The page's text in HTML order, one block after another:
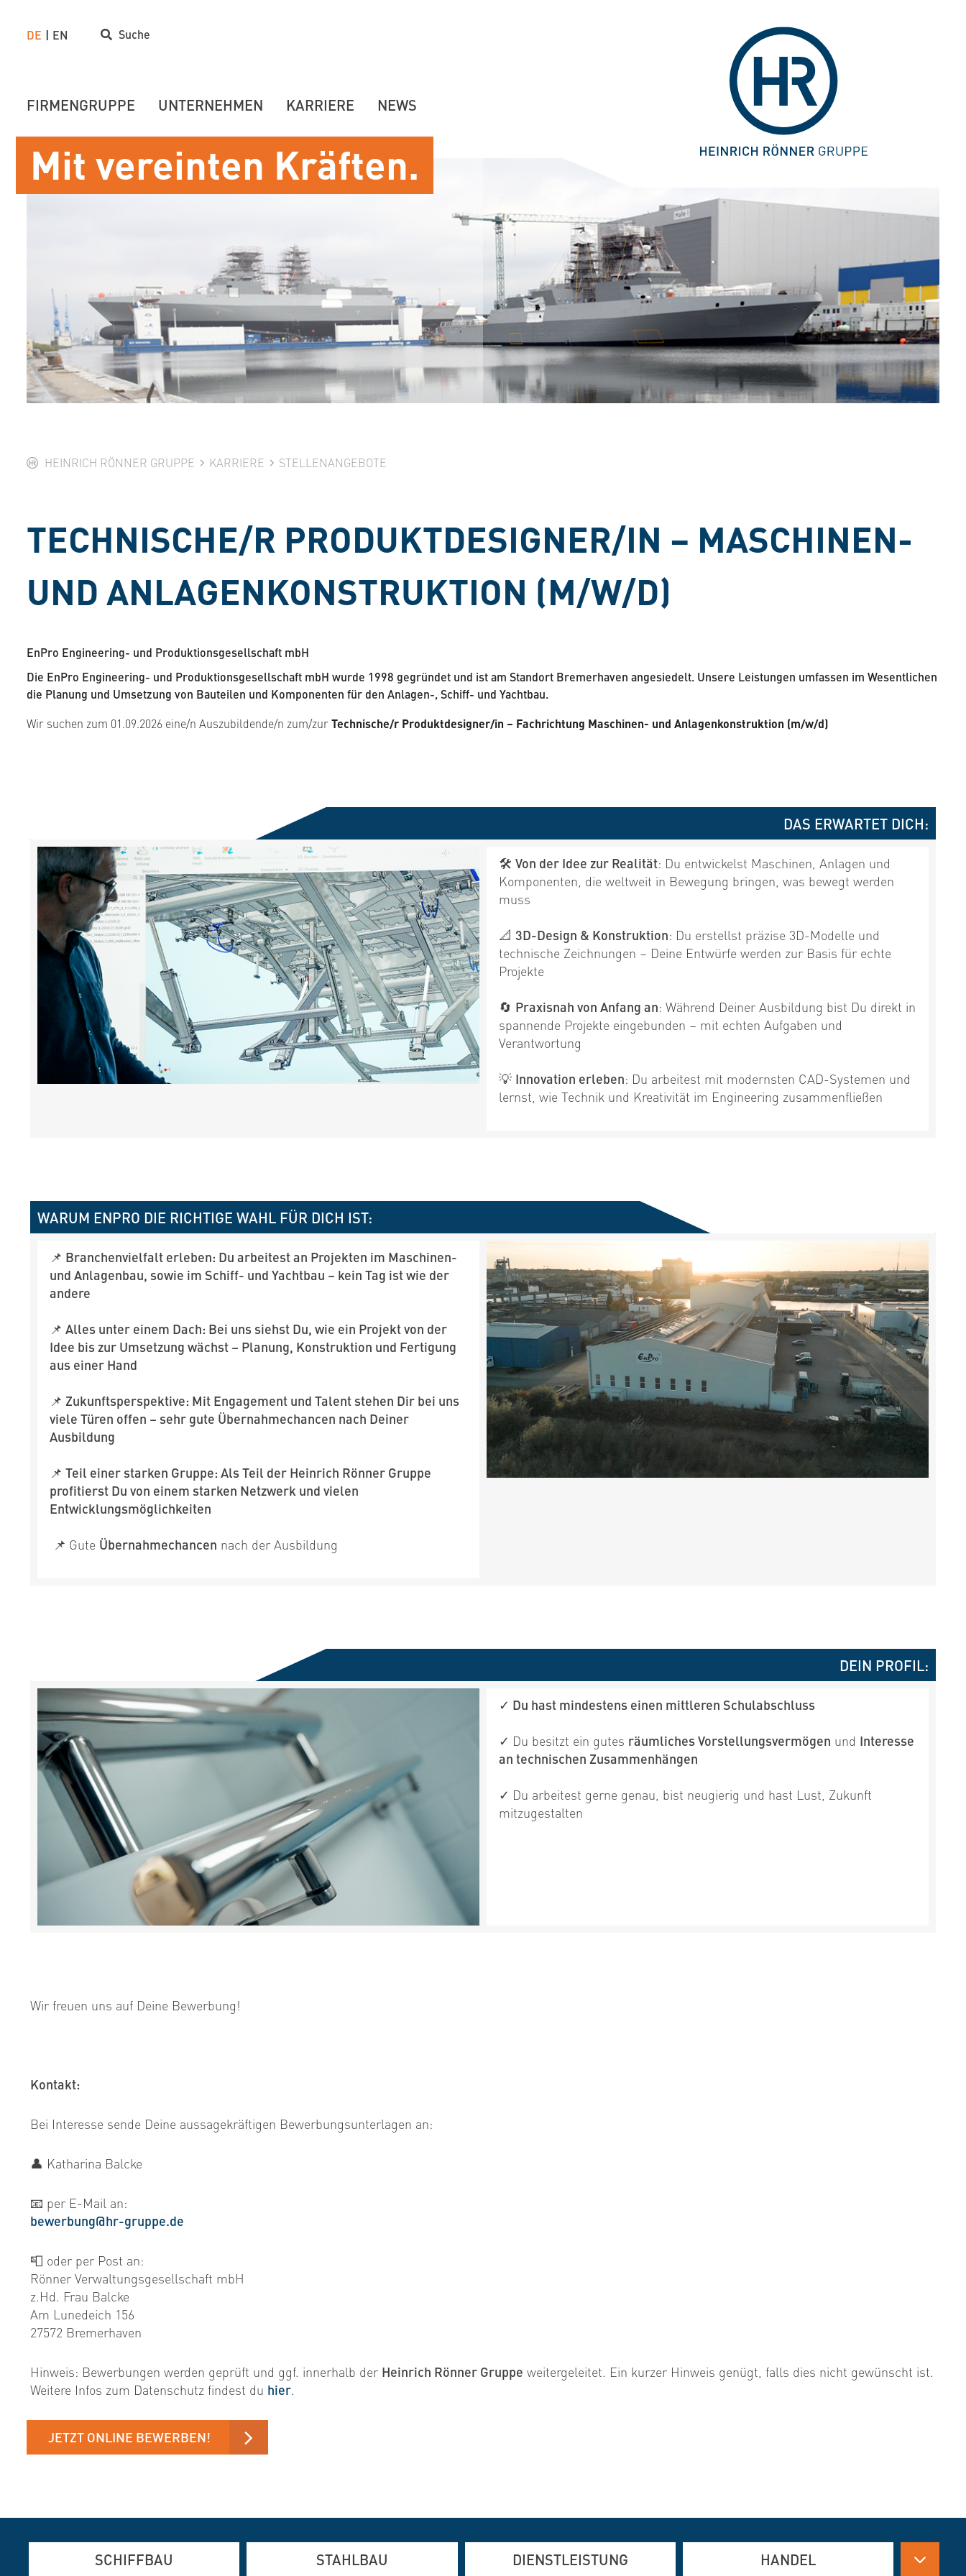
HEINRICH RÖNNER GRUPPE KARRIERE STELLENANGEBOTE
TECHNISCHE/R PRODUKTDESIGNER/IN – MASCHINEN-
UND ANLAGENKONSTRUKTION (M/W/D)
EnPro Engineering- und Produktions­gesellschaft mbH
Die EnPro Engineering- und Produktionsgesellschaft mbH wurde 1998 gegründet und ist am Standort Bremerhaven angesiedelt. Unsere Leistungen umfassen im Wesentlichen
die Planung und Umsetzung von Bauteilen und Komponenten für den Anlagen-, Schiff- und Yachtbau.
Wir suchen zum 01.09.2026 eine/n Auszubildende/n zum/zurTechnische/r Produktdesigner/in – Fachrichtung Maschinen- und Anlagenkonstruktion (m/w/d)
DAS ERWARTET DICH:
🛠 Von der Idee zur Realität: Du entwickelst Maschinen, Anlagen und
Komponenten, die weltweit in Bewegung bringen, was bewegt werden
muss
📐 3D-Design & Konstruktion: Du erstellst präzise 3D-Modelle und
technische Zeichnungen – Deine Entwürfe werden zur Basis für echte
Projekte
🔄 Praxisnah von Anfang an: Während Deiner Ausbildung bist Du direkt in
spannende Projekte eingebunden – mit echten Aufgaben und
Verantwortung
💡 Innovation erleben: Du arbeitest mit modernsten CAD-Systemen und
lernst, wie Technik und Kreativität im Engineering zusammenfließen
WARUM ENPRO DIE RICHTIGE WAHL FÜR DICH IST:
📌 Branchenvielfalt erleben: Du arbeitest an Projekten im Maschinen-
und Anlagenbau, sowie im Schiff- und Yachtbau – kein Tag ist wie der
andere
📌 Alles unter einem Dach: Bei uns siehst Du, wie ein Projekt von der
Idee bis zur Umsetzung wächst – Planung, Konstruktion und Fertigung
aus einer Hand
📌 Zukunftsperspektive: Mit Engagement und Talent stehen Dir bei uns
viele Türen offen – sehr gute Übernahmechancen nach Deiner
Ausbildung
📌 Teil einer starken Gruppe: Als Teil der Heinrich Rönner Gruppe
profitierst Du von einem starken Netzwerk und vielen
Entwicklungsmöglichkeiten
📌 Gute Übernahmechancen nach der Ausbildung
DEIN PROFIL:
✓ Du hast mindestens einen mittleren Schulabschluss
✓ Du besitzt ein gutes räumliches Vorstellungsvermögen und Interesse
an technischen Zusammenhängen
✓ Du arbeitest gerne genau, bist neugierig und hast Lust, Zukunft
mitzugestalten
Wir freuen uns auf Deine Bewerbung!
Kontakt:
Bei Interesse sende Deine aussagekräftigen Bewerbungsunterlagen an:
👤 Katharina Balcke
📧 per E-Mail an:
​​​​bewerbung@hr-gruppe.de
📮 oder per Post an:
Rönner Verwaltungsgesellschaft mbH
z.Hd. Frau Balcke
Am Lunedeich 156
27572 Bremerhaven
Hinweis: Bewerbungen werden geprüft und ggf. innerhalb der Heinrich Rönner Gruppe weitergeleitet. Ein kurzer Hinweis genügt, falls dies nicht gewünscht ist.
Weitere Infos zum Datenschutz findest du hier.
JETZT ONLINE BEWERBEN!
SCHIFFBAU STAHLBAU DIENSTLEISTUNG HANDEL
Mit vereinten Kräften.
DE EN Suche
FIRMENGRUPPE UNTERNEHMEN KARRIERE NEWS